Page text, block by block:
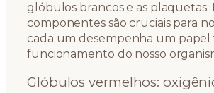
glóbulos brancos e as plaquetas.
componentes são cruciais para
cada um desempenha um papel
funcionamento do nosso
Glóbulos vermelhos: